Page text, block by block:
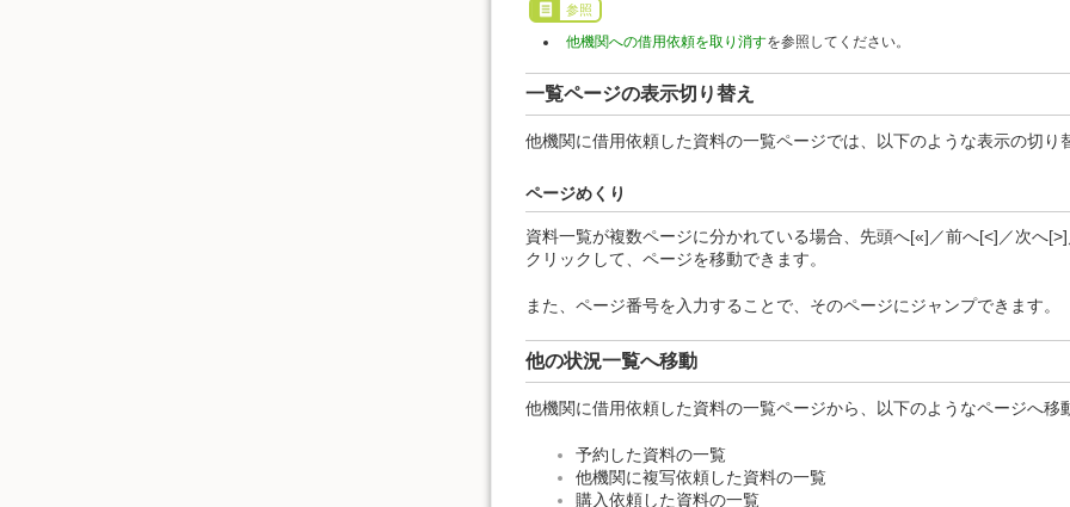
参照
他機関への借用依頼を取り消すを参照してください。
一覧ページの表示切り替え
他機関に借用依頼した資料の一覧ページでは、以下のような表示の切り
ページめくり
資料一覧が複数ページに分かれている場合、先頭へ[«]／前へ[<]／次へ
クリックして、ページを移動できます。
また、ページ番号を入力することで、そのページにジャンプできます。
他の状況一覧へ移動
他機関に借用依頼した資料の一覧ページから、以下のようなページへ移
予約した資料の一覧
他機関に複写依頼した資料の一覧
購入依頼した資料の一覧